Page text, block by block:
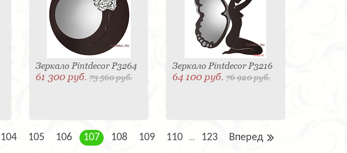
Зеркало Pintdecor P3264
61 300 руб. 73 560 руб.
Зеркало Pintdecor P3216
64 100 руб.76 920 руб.
104 105 106 107 108 109 110 ... 123 Вперед